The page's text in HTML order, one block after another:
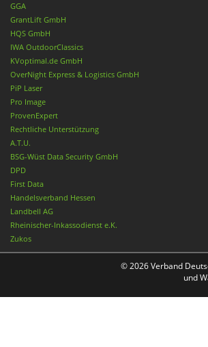
GGA
GrantLift GmbH
HQS GmbH
IWA OutdoorClassics
KVoptimal.de GmbH
OverNight Express & Logistics GmbH
PiP Laser
Pro Image
ProvenExpert
Rechtliche Unterstützung
A.T.U.
BSG-Wüst Data Security GmbH
DPD
First Data
Handelsverband Hessen
Landbell AG
Rheinischer-Inkassodienst e.K.
Zukos
© 2026 Verband
und